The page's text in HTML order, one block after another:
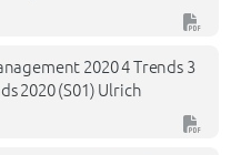
2020 4 Trends 3
2020 (S01) Ulrich